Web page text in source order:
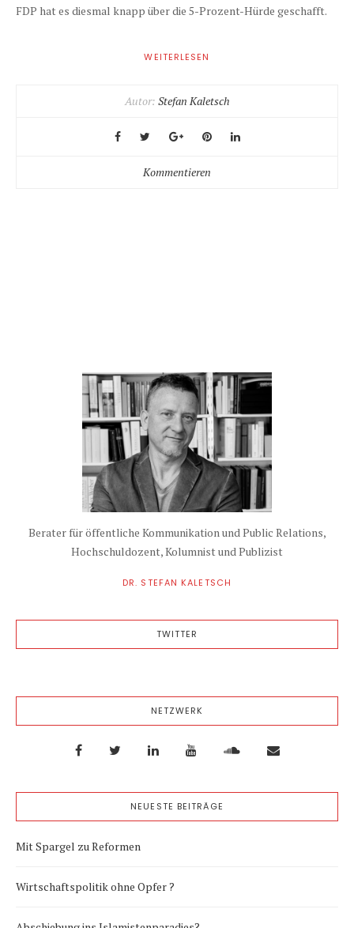
FDP hat es diesmal knapp über die 5-Prozent-Hürde geschafft.
WEITERLESEN
Autor: Stefan Kaletsch
Kommentieren
Berater für öffentliche Kommunikation und Public Relations,
Hochschuldozent, Kolumnist und Publizist
DR. STEFAN KALETSCH
TWITTER
NETZWERK
NEUESTE BEITRÄGE
Mit Spargel zu Reformen
Wirtschaftspolitik ohne Opfer ?